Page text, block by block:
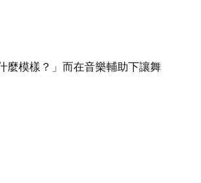
麼模樣？」而在音樂輔助下讓舞